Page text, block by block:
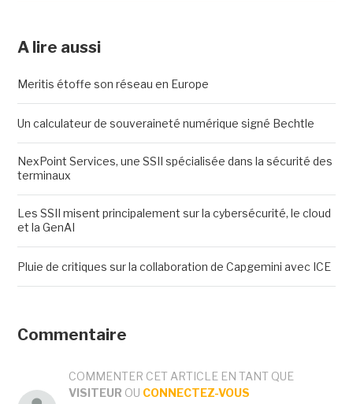
A lire aussi
Meritis étoffe son réseau en Europe
Un calculateur de souveraineté numérique signé Bechtle
NexPoint Services, une SSII spécialisée dans la sécurité des
terminaux
Les SSII misent principalement sur la cybersécurité, le cloud
et la GenAI
Pluie de critiques sur la collaboration de Capgemini avec ICE
Commentaire
COMMENTER CET ARTICLE EN TANT QUE
VISITEUR OU CONNECTEZ-VOUS